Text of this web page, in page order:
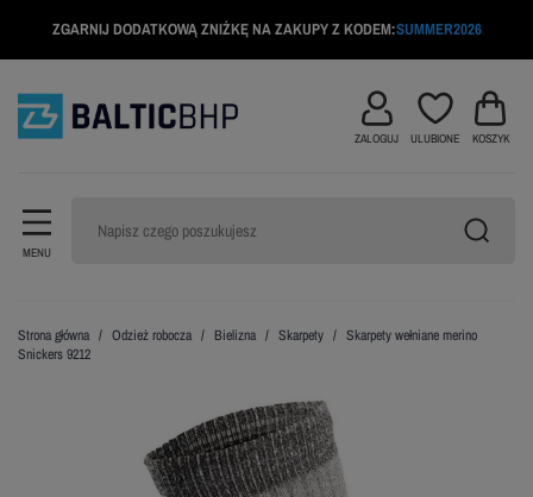
ZGARNIJ DODATKOWĄ ZNIŻKĘ NA ZAKUPY Z KODEM:SUMMER2026
MENU
ZALOGUJ ULUBIONE KOSZYK
Strona główna Odzież robocza Bielizna Skarpety
Skarpety wełniane merino
Snickers 9212